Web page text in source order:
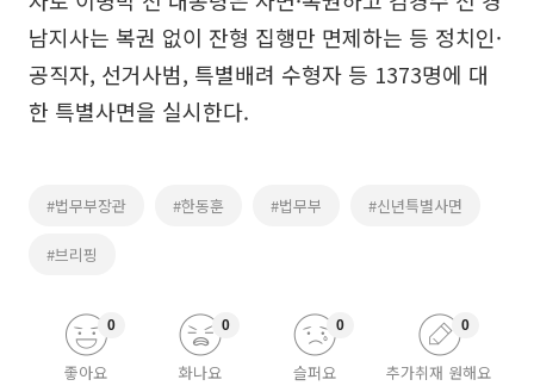
남지사는 복권 없이 잔형 집행만 면제하는 등 정치인·
공직자, 선거사범, 특별배려 수형자 등 1373명에 대
한 특별사면을 실시한다.
#법무부장관 #한동훈 #법무부 #신년특별사면
#브리핑
좋아요
0
화나요
0
슬퍼요
0
추가취재 원해요
0